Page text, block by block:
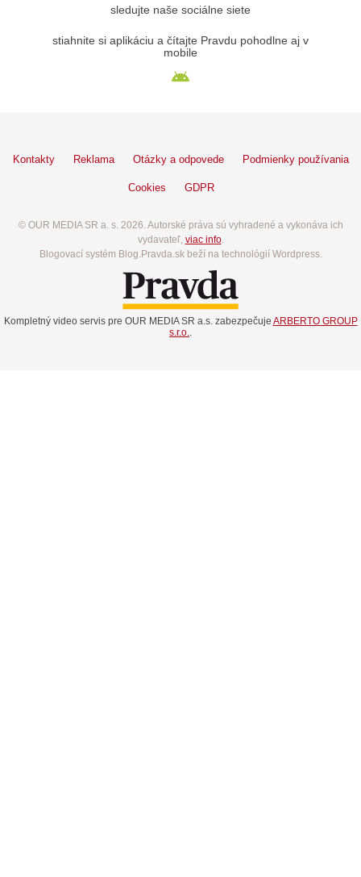
sledujte naše sociálne siete
stiahnite si aplikáciu a čítajte Pravdu pohodlne aj v
mobile
Kontakty Reklama Otázky a odpovede Podmienky používania
Cookies GDPR
© OUR MEDIA SR a. s. 2026. Autorské práva sú vyhradené a vykonáva ich
vydavateľ, viac info.
Blogovací systém Blog.Pravda.sk beží na technológií Wordpress.
Kompletný video servis pre OUR MEDIA SR a.s. zabezpečuje ARBERTO GROUP
s.r.o..